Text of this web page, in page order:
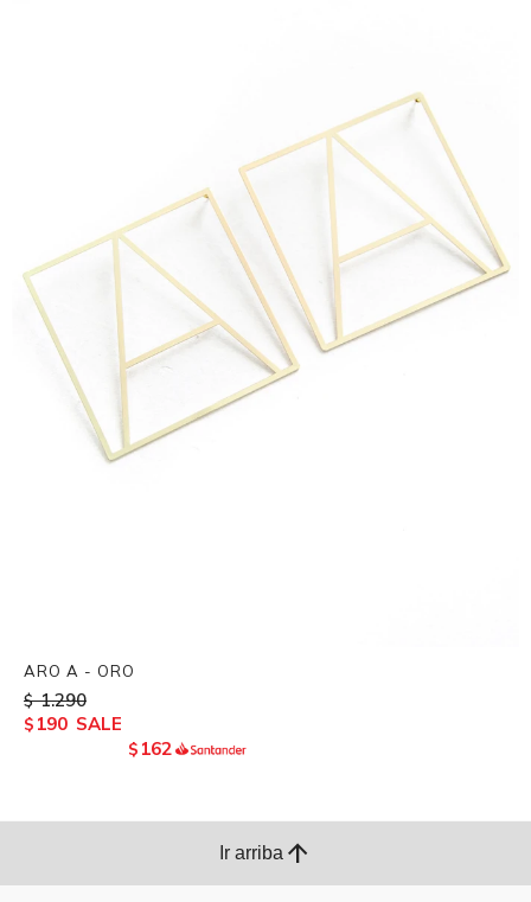
ARO A - ORO
$ 1.290
$ 190
$ 162
Ir arriba arrow_upward